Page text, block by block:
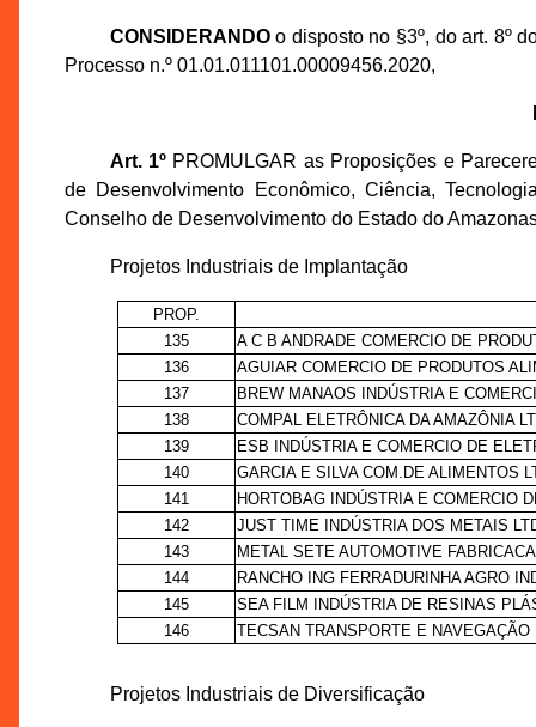
CONSIDERANDOo disposto no §3º, do art. 8º
Processo n.º 01.01.011101.00009456.2020,
Art. 1º PROMULGAR as Proposições e
de Desenvolvimento Econômico, Ciência,
Conselho de Desenvolvimento do Estado do
Projetos Industriais de Implantação
PROP.
135
A C B ANDRADE COMERCIO DE
136
AGUIAR COMERCIO DE PRODUTOS
137
BREW MANAOS INDÚSTRIA E
138
COMPAL ELETRÔNICA DA AMAZÔNIA
139
ESB INDÚSTRIA E COMERCIO DE
140
GARCIA E SILVA COM.DE ALIMENTOS
141
HORTOBAG INDÚSTRIA E COMERCIO
142
JUST TIME INDÚSTRIA DOS METAIS
143
METAL SETE AUTOMOTIVE
144
RANCHO ING FERRADURINHA AGRO
145
SEA FILM INDÚSTRIA DE RESINAS
146
TECSAN TRANSPORTE E NAVEGAÇÃO
Projetos Industriais de Diversificação